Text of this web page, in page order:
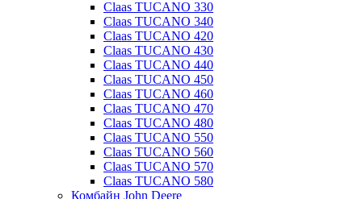
Claas TUCANO 330
Claas TUCANO 340
Claas TUCANO 420
Claas TUCANO 430
Claas TUCANO 440
Claas TUCANO 450
Claas TUCANO 460
Claas TUCANO 470
Claas TUCANO 480
Claas TUCANO 550
Claas TUCANO 560
Claas TUCANO 570
Claas TUCANO 580
Комбайн John Deere